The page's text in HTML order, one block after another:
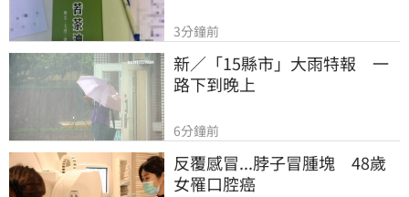
3分鐘前
新／「15縣市」大雨特報　一
路下到晚上
6分鐘前
反覆感冒...脖子冒腫塊　48歲
女罹口腔癌